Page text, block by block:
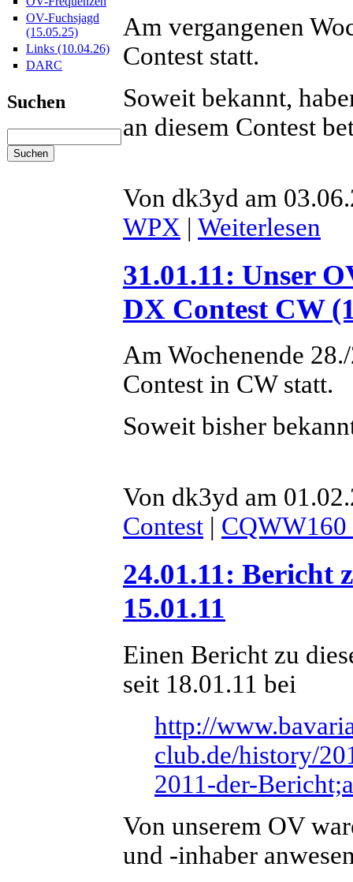
OV-Fuchsjagd
(15.05.25)
Links (10.04.26)
DARC
Suchen
Am vergangenen
Contest statt.
Soweit bekannt,
an diesem Contest
Von dk3yd am
WPX | Weiterlesen
31.01.11: Unser
DX Contest CW
Am Wochenende
Contest in CW statt.
Soweit bisher
Von dk3yd am
Contest | CQWW160
24.01.11: Bericht
15.01.11
Einen Bericht zu
seit 18.01.11 bei
http://
club.de/history/
2011-der-
Von unserem OV
und -inhaber